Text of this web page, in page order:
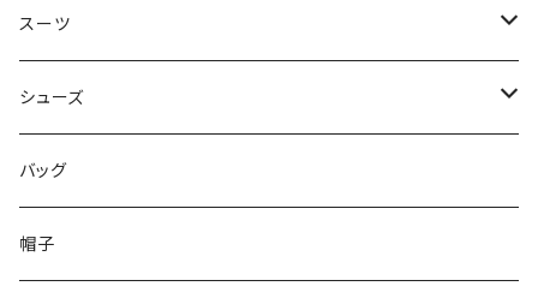
50/XL～
48/L
50/XL～
46/M
48/L
50/XL～
～44/S
46/M
48/L
50/XL～
スーツ
～44/S
46/M
48/L
シューズ
～25.5cm
26cm～
バッグ
帽子